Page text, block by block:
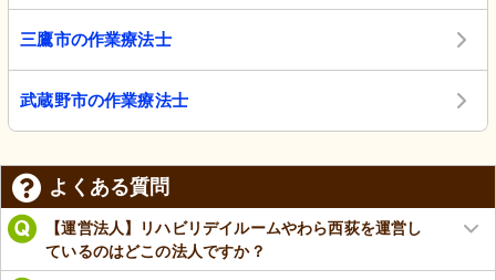
三鷹市の作業療法士
武蔵野市の作業療法士
よくある質問
【運営法人】リハビリデイルームやわら西荻を運営し
ているのはどこの法人ですか？